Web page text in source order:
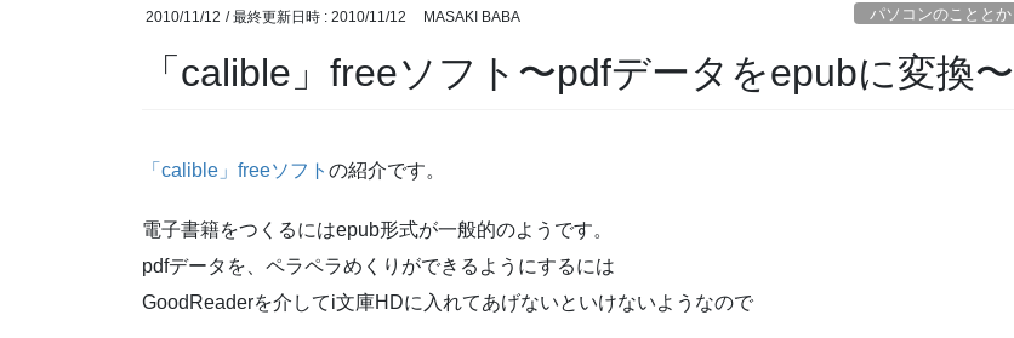
2010/11/12 / 最終更新日時 : 2010/11/12 MASAKI BABA パソコンのこととか
「calible」freeソフト〜pdfデータをepubに変換〜
「calible」freeソフト の紹介です。
電子書籍をつくるにはepub形式が一般的のようです。
pdfデータを、ペラペラめくりができるようにするには
GoodReaderを介してi文庫HDに入れてあげないといけないようなので